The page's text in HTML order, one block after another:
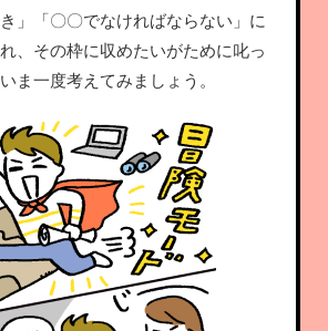
」「〇〇でなければならない」に
、その枠に収めたいがために叱っ
ま一度考えてみましょう。